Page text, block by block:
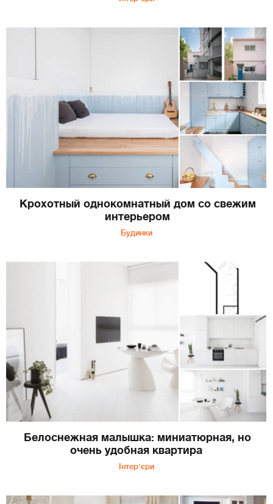
Крохотный однокомнатный дом со свежим
интерьером
Будинки
Белоснежная малышка: миниатюрная, но
очень удобная квартира
Інтер'єри